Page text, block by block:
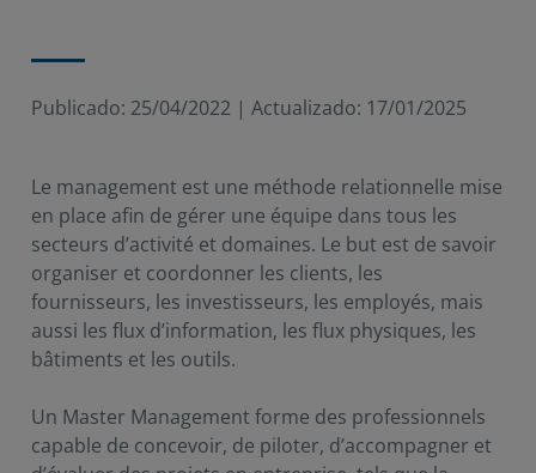
Publicado: 25/04/2022 | Actualizado: 17/01/2025
Le management est une méthode relationnelle mise
en place afin de gérer une équipe dans tous les
secteurs d’activité et domaines. Le but est de savoir
organiser et coordonner les clients, les
fournisseurs, les investisseurs, les employés, mais
aussi les flux d’information, les flux physiques, les
bâtiments et les outils.
Un Master Management forme des professionnels
capable de concevoir, de piloter, d’accompagner et